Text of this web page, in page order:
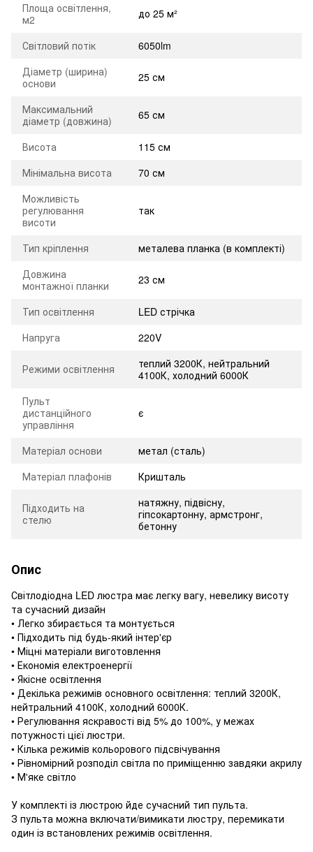
Площа освітлення,
м2
до 25 м²
Світловий потік
6050lm
Діаметр (ширина)
основи
25 см
Максимальний
діаметр (довжина)
65 см
Висота
115 см
Мінімальна висота
70 см
Можливість
регулювання
висоти
так
Тип кріплення
металева планка (в комплекті)
Довжина
монтажної планки
23 см
Тип освітлення
LED стрічка
Напруга
220V
Режими освітлення
теплий 3200К, нейтральний
4100К, холодний 6000К
Пульт
дистанційного
управління
є
Матеріал основи
метал (сталь)
Матеріал плафонів
Кришталь
Підходить на
стелю
натяжну, підвісну,
гіпсокартонну, армстронг,
бетонну
Опис
Світлодіодна LED люстра має легку вагу, невелику висоту
та сучасний дизайн
• Легко збирається та монтується
• Підходить під будь-який інтер'єр
• Міцні матеріали виготовлення
• Економія електроенергії
• Якісне освітлення
• Декілька режимів основного освітлення: теплий 3200К,
нейтральний 4100К, холодний 6000К.
• Регулювання яскравості від 5% до 100%, у межах
потужності цієї люстри.
• Кілька режимів кольорового підсвічування
• Рівномірний розподіл світла по приміщенню завдяки акрилу
• М'яке світло
У комплекті із люстрою йде сучасний тип пульта.
З пульта можна включати/вимикати люстру, перемикати
один із встановлених режимів освітлення.